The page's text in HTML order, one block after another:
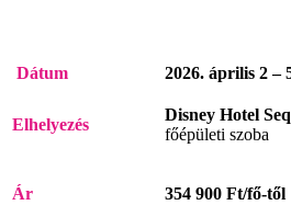
Dátum 2026. április 2 –
Elhelyezés
Disney Hotel
főépületi szoba
Ár 354 900 Ft/fő-től